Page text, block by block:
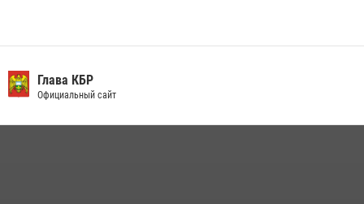
округе Росгвардии
09 июля 2026, 08:36
Глава КБР
Официальный сайт